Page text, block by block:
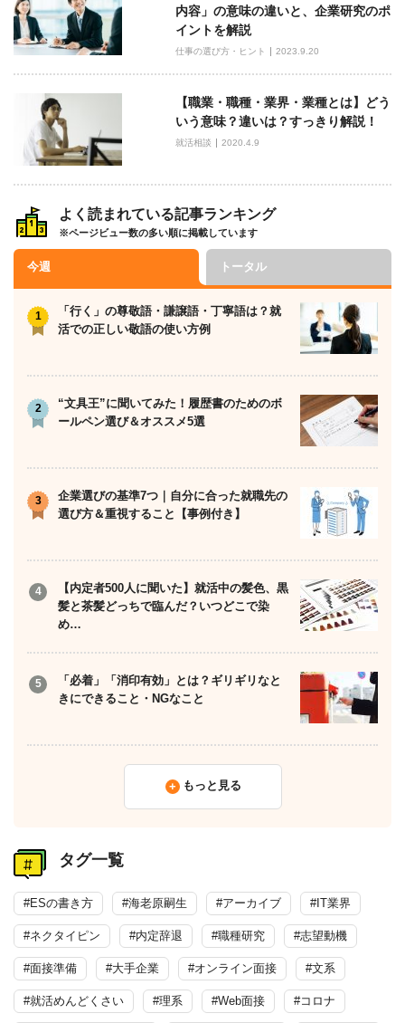
内容」の意味の違いと、企業研究のポ
イントを解説
仕事の選び方・ヒント 2023.9.20
【職業・職種・業界・業種とは】どう
いう意味？違いは？すっきり解説！
就活相談 2020.4.9
よく読まれている記事ランキング
※ページビュー数の多い順に掲載しています
今週 トータル
「行く」の尊敬語・謙譲語・丁寧語は？就
活での正しい敬語の使い方例
“文具王”に聞いてみた！履歴書のためのボ
ールペン選び＆オススメ5選
企業選びの基準7つ｜自分に合った就職先の
選び方＆重視すること【事例付き】
【内定者500人に聞いた】就活中の髪色、黒
髪と茶髪どっちで臨んだ？いつどこで染
め…
「必着」「消印有効」とは？ギリギリなと
きにできること・NGなこと
もっと見る
タグ一覧
#ESの書き方 #海老原嗣生 #アーカイブ #IT業界
#ネクタイピン #内定辞退 #職種研究 #志望動機
#面接準備 #大手企業 #オンライン面接 #文系
#就活めんどくさい #理系 #Web面接 #コロナ